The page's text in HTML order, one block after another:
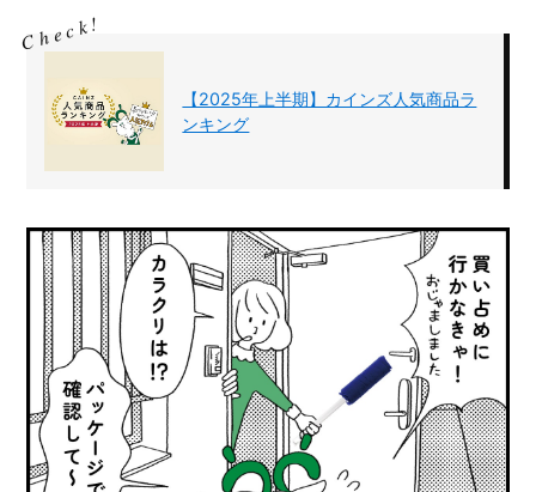
【2025年上半期】カインズ人気商品ラ
ンキング